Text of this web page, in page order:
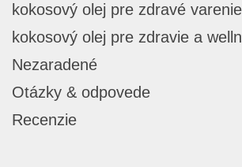
kokosový olej pre zdravé varenie
kokosový olej pre zdravie a
Nezaradené
Otázky & odpovede
Recenzie